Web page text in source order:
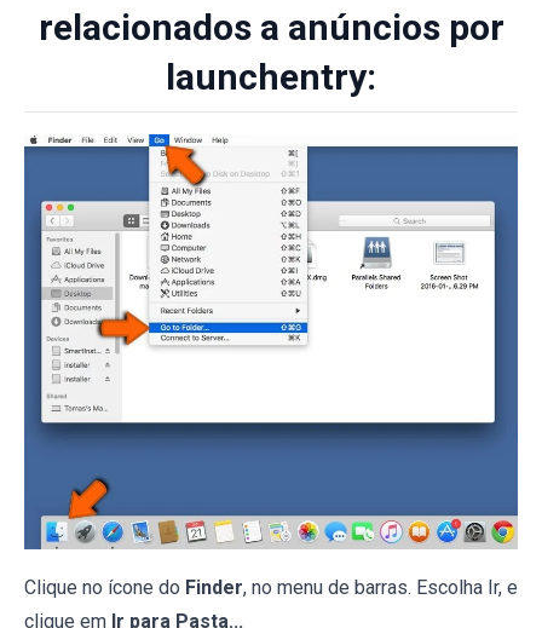
relacionados a anúncios por
launchentry:
Clique no ícone do Finder, no menu de barras. Escolha Ir, e
clique em Ir para Pasta...